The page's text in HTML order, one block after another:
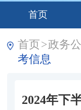
首页
首页>政务
考信息
2024年下